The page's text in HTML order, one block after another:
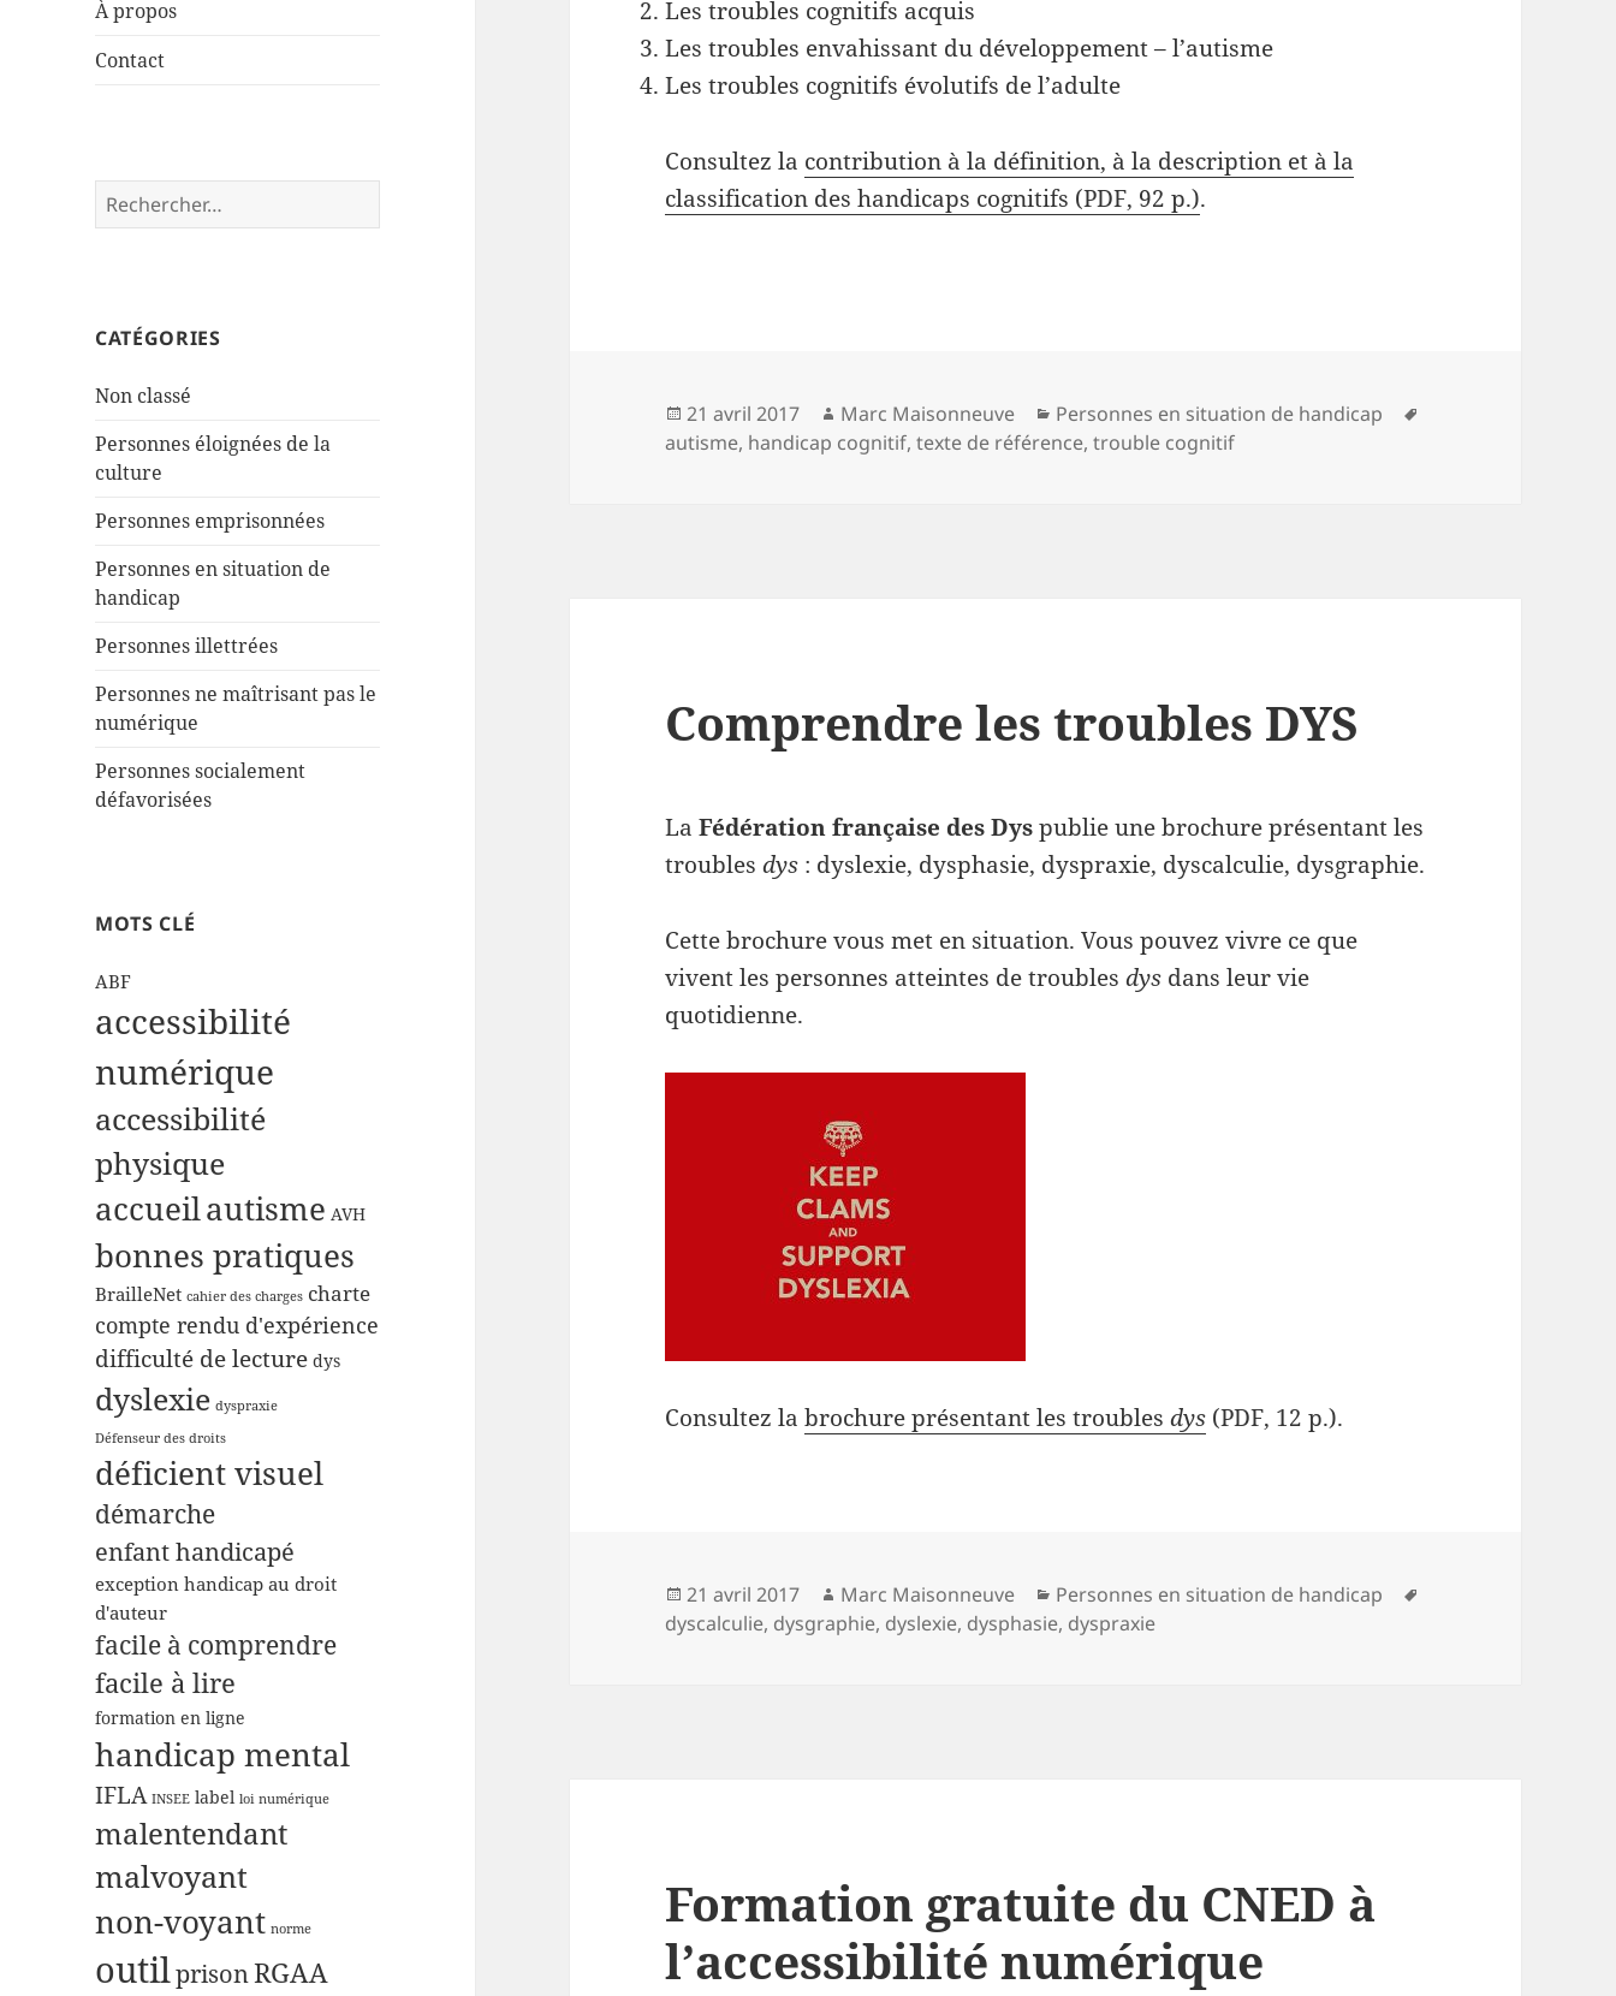
À propos
Contact
Rechercher :
CATÉGORIES
Non classé
Personnes éloignées de la
culture
Personnes emprisonnées
Personnes en situation de
handicap
Personnes illettrées
Personnes ne maîtrisant pas le
numérique
Personnes socialement
défavorisées
MOTS CLÉ
ABF
accessibilité
numérique
accessibilité
physique
accueilautisme AVH
bonnes pratiques
BrailleNet cahier des charges charte
compte rendu d'expérience
difficulté de lecture dys
dyslexie dyspraxie
Défenseur des droits
déficient visuel
démarche
enfant handicapé
exception handicap au droit
d'auteur
facile à comprendre
facile à lire
formation en ligne
handicap mental
IFLA INSEE label loi numérique
malentendant
malvoyant
non-voyant norme
outilprisonRGAA
Les troubles cognitifs acquis
Les troubles envahissant du développement – l’autisme
Les troubles cognitifs évolutifs de l’adulte
Consultez la contribution à la définition, à la description et à la
classification des handicaps cognitifs (PDF, 92 p.).
Publié
le
21 avril 2017 Auteur
Marc Maisonneuve Catégories
Personnes en situation de handicap
autisme, handicap cognitif,texte de référence,trouble cognitif
Comprendre les troubles DYS
LaFédération française des Dyspublie une brochure présentant les
troublesdys : dyslexie, dysphasie, dyspraxie, dyscalculie, dysgraphie.
Cette brochure vous met en situation. Vous pouvez vivre ce que
vivent les personnes atteintes de troublesdys dans leur vie
quotidienne.
Consultez labrochure présentant les troublesdys (PDF, 12 p.).
Publié
le
21 avril 2017 Auteur
Marc Maisonneuve Catégories
Personnes en situation de handicap
dyscalculie, dysgraphie, dyslexie, dysphasie, dyspraxie
Formation gratuite du CNED à
l’accessibilité numérique